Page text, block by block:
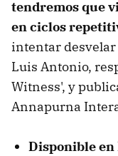
tendremos que
en ciclos
intentar
Luis Antonio,
Witness', y
Annapurna
Disponible en